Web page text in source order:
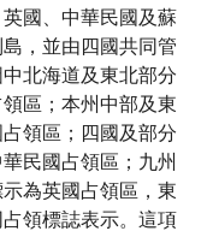
國、中華民國及蘇
，並由四國共同管
北海道及東北部分
區；本州中部及東
領區；四國及部分
民國占領區；九州
為英國占領區，東
領標誌表示。這項